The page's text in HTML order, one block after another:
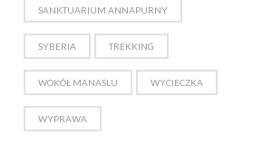
SANKTUARIUM ANNAPURNY
SYBERIA TREKKING
WOKÓŁ MANASLU WYCIECZKA
WYPRAWA